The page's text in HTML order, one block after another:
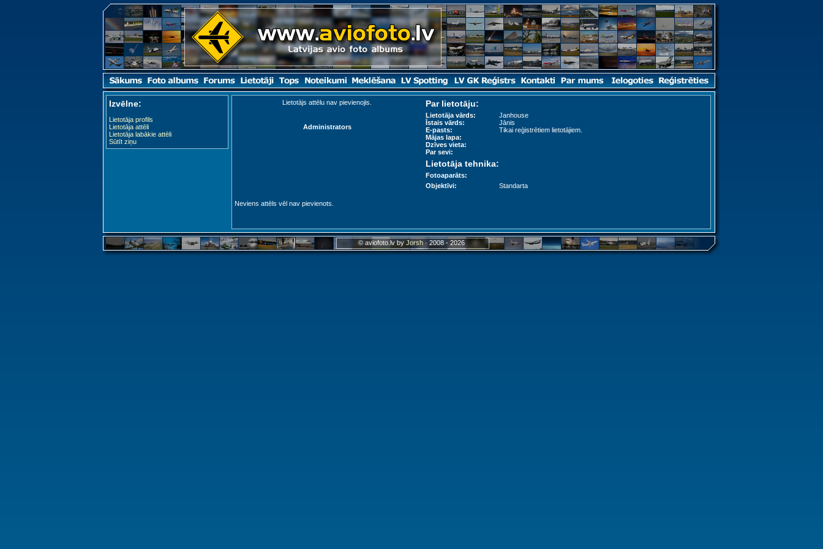
Izvēlne:
Lietotāja profils
Lietotāja attēli
Lietotāja labākie attēli
Sūtīt ziņu
Lietotājs attēlu nav pievienojis. Par lietotāju:
Lietotāja vārds:
Janhouse
Īstais vārds:
Jānis
E-pasts:
Tikai reģistrētiem lietotājiem.
Mājas lapa:
Dzīves vieta:
Par sevi:
Lietotāja tehnika:
Fotoaparāts:
Objektīvi:
Standarta
Administrators
Neviens attēls vēl nav pievienots.
© aviofoto.lv byJorsh · 2008 - 2026